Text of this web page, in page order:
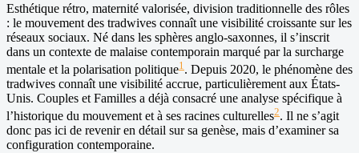
Esthétique rétro, maternité valorisée, division traditionnelle des rôles
: le mouvement des tradwives connaît une visibilité croissante sur les
réseaux sociaux. Né dans les sphères anglo-saxonnes, il s’inscrit
dans un contexte de malaise contemporain marqué par la surcharge
mentale et la polarisation politique1 . Depuis 2020, le phénomène des
tradwives connaît une visibilité accrue, particulièrement aux États-
Unis. Couples et Familles a déjà consacré une analyse spécifique à
l’historique du mouvement et à ses racines culturelles2. Il ne s’agit
donc pas ici de revenir en détail sur sa genèse, mais d’examiner sa
configuration contemporaine.